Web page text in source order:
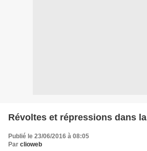
Révoltes et répressions dans
Publié le 23/06/2016 à 08:05
Par clioweb